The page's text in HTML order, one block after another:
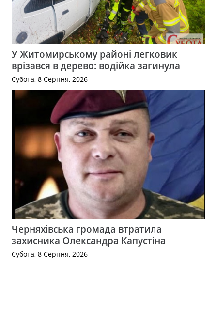
У Житомирському районі легковик
врізався в дерево: водійка загинула
Субота, 8 Серпня, 2026
Черняхівська громада втратила
захисника Олександра Капустіна
Субота, 8 Серпня, 2026